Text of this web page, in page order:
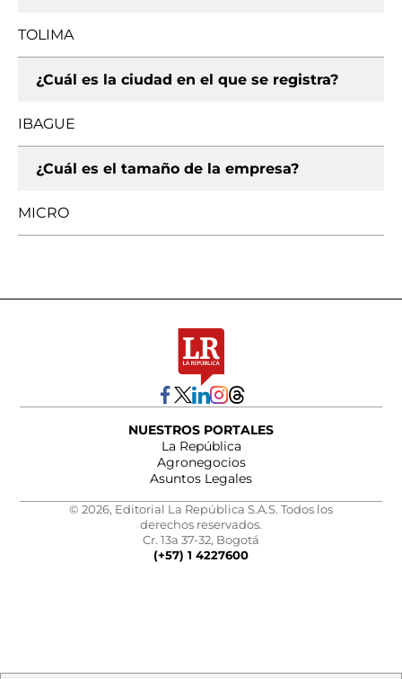
TOLIMA
¿Cuál es la ciudad en el que se registra?
IBAGUE
¿Cuál es el tamaño de la empresa?
MICRO
NUESTROS PORTALES
La República
Agronegocios
Asuntos Legales
© 2026, Editorial La República S.A.S. Todos los
derechos reservados.
Cr. 13a 37-32, Bogotá
(+57) 1 4227600